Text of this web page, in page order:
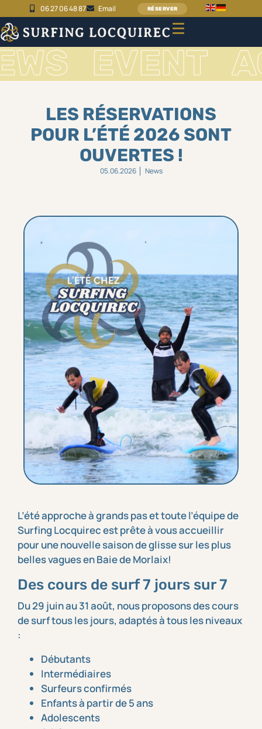
06 27 06 48 87 Email RÉSERVER
NEWS EVENT
LES RÉSERVATIONS
POUR L’ÉTÉ 2026 SONT
OUVERTES !
05.06.2026 News
L’été approche à grands pas et toute l’équipe de
Surfing Locquirec est prête à vous accueillir
pour une nouvelle saison de glisse sur les plus
belles vagues en Baie de Morlaix!
Des cours de surf 7 jours sur 7
Du 29 juin au 31 août, nous proposons des cours
de surf tous les jours, adaptés à tous les niveaux
:
Débutants
Intermédiaires
Surfeurs confirmés
Enfants à partir de 5 ans
Adolescents